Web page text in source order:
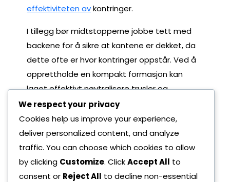
effektiviteten avkontringer.
I tillegg bør midtstopperne jobbe tett med
backene for å sikre at kantene er dekket, da
dette ofte er hvor kontringer oppstår. Ved å
opprettholde en kompakt formasjon kan
laget effektivt nøytralisere trusler og
gjenvinne kontroll over kampen.
We respect your privacy
Cookies help us improve your experience,
deliver personalized content, and analyze
traffic. You can choose which cookies to allow
by clicking Customize. ClickAccept All to
consent or Reject All to decline non-essential